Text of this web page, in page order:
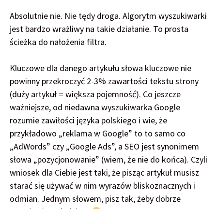
Absolutnie nie. Nie tędy droga. Algorytm wyszukiwarki
jest bardzo wrażliwy na takie działanie. To prosta
ścieżka do nałożenia filtra.
Kluczowe dla danego artykułu słowa kluczowe nie
powinny przekroczyć 2-3% zawartości tekstu strony
(duży artykuł = większa pojemność). Co jeszcze
ważniejsze, od niedawna wyszukiwarka Google
rozumie zawiłości języka polskiego i wie, że
przykładowo „reklama w Google” to to samo co
„AdWords” czy „Google Ads”, a SEO jest synonimem
słowa „pozycjonowanie” (wiem, że nie do końca). Czyli
wniosek dla Ciebie jest taki, że pisząc artykuł musisz
starać się używać w nim wyrazów bliskoznacznych i
odmian. Jednym słowem, pisz tak, żeby dobrze